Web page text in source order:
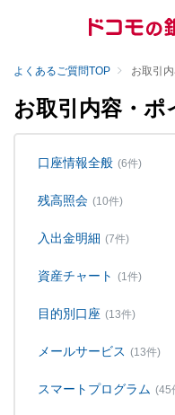
よくあるご質問TOP お取引
お取引内容・ポ
口座情報全般 (6件)
残高照会 (10件)
入出金明細 (7件)
資産チャート (1件)
目的別口座 (13件)
メールサービス (13件)
スマートプログラム (45